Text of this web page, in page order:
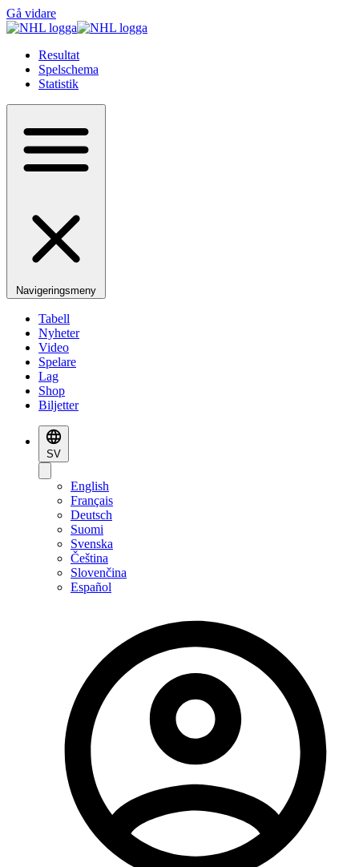
Gå vidare
Resultat
Spelschema
Statistik
Navigeringsmeny
Tabell
Nyheter
Video
Spelare
Lag
Shop
Biljetter
SV
English
Français
Deutsch
Suomi
Svenska
Čeština
Slovenčina
Español